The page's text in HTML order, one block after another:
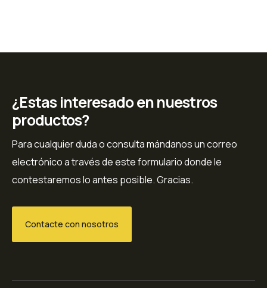
¿Estas interesado en nuestros
productos?
Para cualquier duda o consulta mándanos un correo
electrónico a través de este formulario donde le
contestaremos lo antes posible. Gracias.
Contacte con nosotros